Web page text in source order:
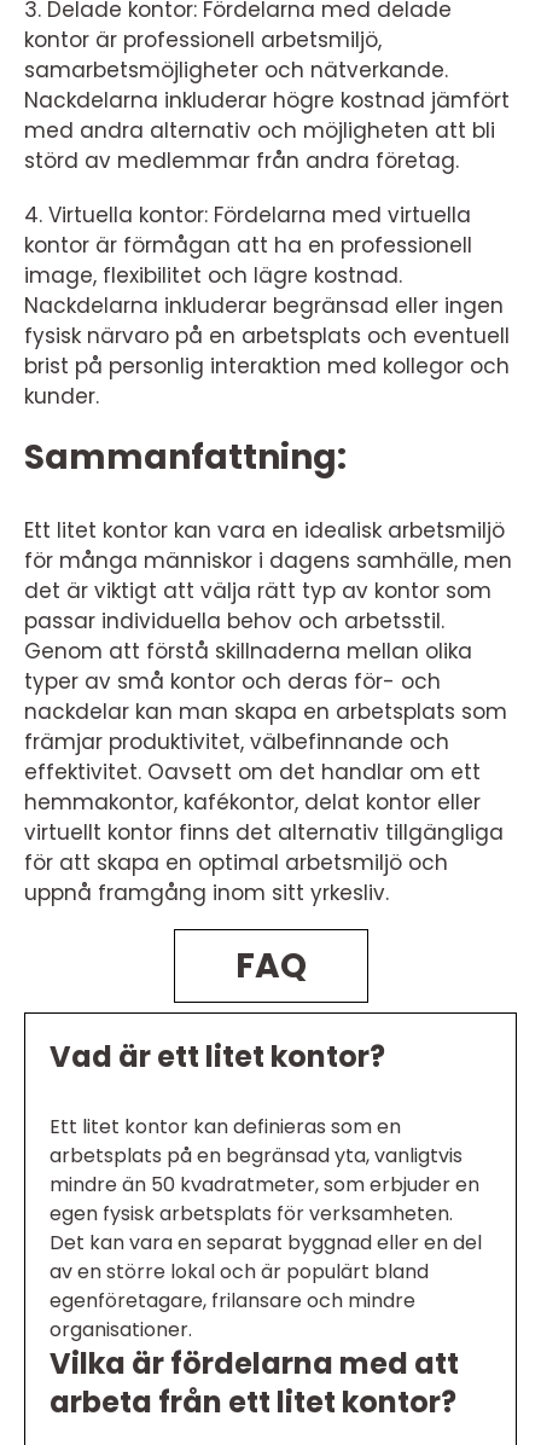
3. Delade kontor: Fördelarna med delade
kontor är professionell arbetsmiljö,
samarbetsmöjligheter och nätverkande.
Nackdelarna inkluderar högre kostnad jämfört
med andra alternativ och möjligheten att bli
störd av medlemmar från andra företag.
4. Virtuella kontor: Fördelarna med virtuella
kontor är förmågan att ha en professionell
image, flexibilitet och lägre kostnad.
Nackdelarna inkluderar begränsad eller ingen
fysisk närvaro på en arbetsplats och eventuell
brist på personlig interaktion med kollegor och
kunder.
Sammanfattning:
Ett litet kontor kan vara en idealisk arbetsmiljö
för många människor i dagens samhälle, men
det är viktigt att välja rätt typ av kontor som
passar individuella behov och arbetsstil.
Genom att förstå skillnaderna mellan olika
typer av små kontor och deras för- och
nackdelar kan man skapa en arbetsplats som
främjar produktivitet, välbefinnande och
effektivitet. Oavsett om det handlar om ett
hemmakontor, kafékontor, delat kontor eller
virtuellt kontor finns det alternativ tillgängliga
för att skapa en optimal arbetsmiljö och
uppnå framgång inom sitt yrkesliv.
FAQ
Vad är ett litet kontor?
Ett litet kontor kan definieras som en
arbetsplats på en begränsad yta, vanligtvis
mindre än 50 kvadratmeter, som erbjuder en
egen fysisk arbetsplats för verksamheten.
Det kan vara en separat byggnad eller en del
av en större lokal och är populärt bland
egenföretagare, frilansare och mindre
organisationer.
Vilka är fördelarna med att
arbeta från ett litet kontor?